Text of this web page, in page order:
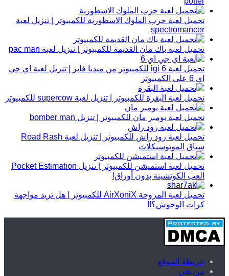
تحميل لعبة حرب الملوك الاسطورية للكمبيوتر | تنزيل لعبة
spectromancer
تحميل لعبة باك مان القديمة للكمبيوتر | تنزيل لعبة pac man
تحميل لعبة igi 6 للكمبيوتر من ميديا فاير | تنزيل لعبة اي جي
اي 6 على الكمبيوتر
تحميل لعبة البقرة للكمبيوتر | تنزيل لعبة supercow للكمبيوتر
تحميل لعبة بومبر مان للكمبيوتر | تنزيل bomber man
تحميل لعبة رود راش للكمبيوتر | تنزيل لعبة Road Rash
سباق الموتوسيكلات
تحميل لعبة استميشن للكمبيوتر | تنزيل Pocket Estimation
العب الكوتشينة بدون أوراق!
تحميل لعبة المروحة AirXoniX للكمبيوتر | هل تريد مواجهة
كرات الوحوش؟!!
خريطة الموقع
من نحن